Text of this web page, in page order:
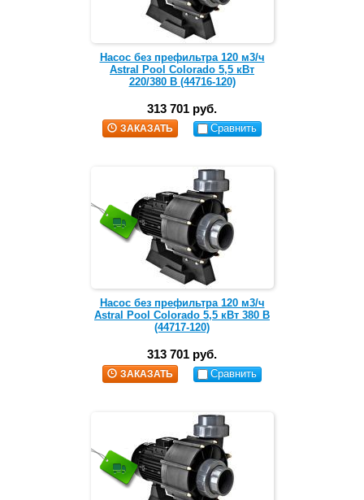
Насос без префильтра 120 м3/ч
Astral Pool Colorado 5,5 кВт
220/380 В (44716-120)
313 701 руб.
ЗАКАЗАТЬ Сравнить
Насос без префильтра 120 м3/ч
Astral Pool Colorado 5,5 кВт 380 В
(44717-120)
313 701 руб.
ЗАКАЗАТЬ Сравнить